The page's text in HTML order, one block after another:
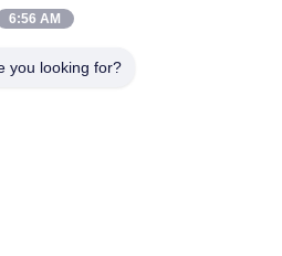
fil de COFDM
6:56 AM
you looking for?